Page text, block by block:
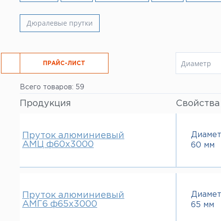
Дюралевые прутки
Диаметр
10 мм
16 мм
18 мм
32 мм
35 мм
ПРАЙС-ЛИСТ
РЕЗКА
Всего товаров: 59
Продукция Свойства
Пруток алюминиевый
АМЦ ф60х3000
60 мм
Пруток алюминиевый
АМГ6 ф65х3000
65 мм